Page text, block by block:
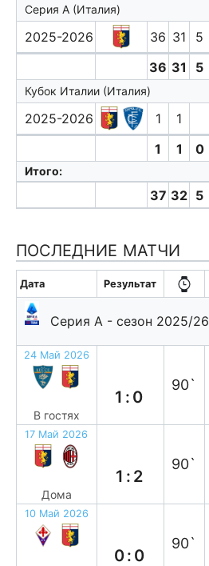
Серия А (Италия)
2025-2026 36 31 5
36 31 5
Кубок Италии (Италия)
2025-2026 1 1
1
1 0
Итого:
37 32 5
ПОСЛЕДНИЕ МАТЧИ
Дата Результат
Серия А - сезон 2025/26
24 Май 2026
В гостях
1:0
90`
17 Май 2026
Дома
1:2
90`
10 Май 2026
0:0
90`